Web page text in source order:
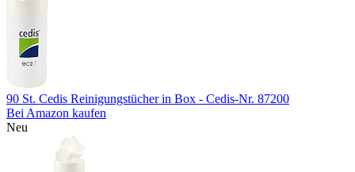
90 St. Cedis Reinigungstücher in Box - Cedis-Nr. 87200
Bei Amazon kaufen
Neu